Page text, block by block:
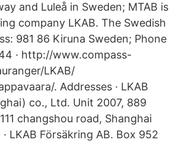
and Luleå in Sweden; MTAB is
company LKAB. The Swedish
981 86 Kiruna Sweden; Phone
· http://www.compass-
LKAB/
. Addresses · LKAB
co., Ltd. Unit 2007, 889
changshou road, Shanghai
LKAB Försäkring AB. Box 952